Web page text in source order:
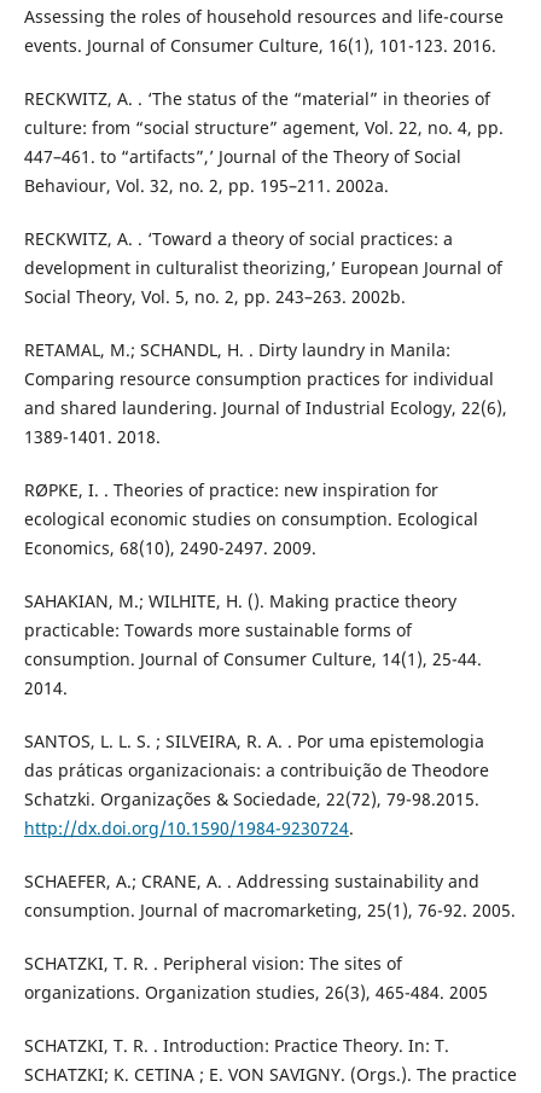
Assessing the roles of household resources and life-course
events. Journal of Consumer Culture, 16(1), 101-123. 2016.
RECKWITZ, A. . ‘The status of the “material” in theories of
culture: from “social structure” agement, Vol. 22, no. 4, pp.
447–461. to “artifacts”,’ Journal of the Theory of Social
Behaviour, Vol. 32, no. 2, pp. 195–211. 2002a.
RECKWITZ, A. . ‘Toward a theory of social practices: a
development in culturalist theorizing,’ European Journal of
Social Theory, Vol. 5, no. 2, pp. 243–263. 2002b.
RETAMAL, M.; SCHANDL, H. . Dirty laundry in Manila:
Comparing resource consumption practices for individual
and shared laundering. Journal of Industrial Ecology, 22(6),
1389-1401. 2018.
RØPKE, I. . Theories of practice: new inspiration for
ecological economic studies on consumption. Ecological
Economics, 68(10), 2490-2497. 2009.
SAHAKIAN, M.; WILHITE, H. (). Making practice theory
practicable: Towards more sustainable forms of
consumption. Journal of Consumer Culture, 14(1), 25-44.
2014.
SANTOS, L. L. S. ; SILVEIRA, R. A. . Por uma epistemologia
das práticas organizacionais: a contribuição de Theodore
Schatzki. Organizações & Sociedade, 22(72), 79-98.2015.
http://dx.doi.org/10.1590/1984-9230724.
SCHAEFER, A.; CRANE, A. . Addressing sustainability and
consumption. Journal of macromarketing, 25(1), 76-92. 2005.
SCHATZKI, T. R. . Peripheral vision: The sites of
organizations. Organization studies, 26(3), 465-484. 2005
SCHATZKI, T. R. . Introduction: Practice Theory. In: T.
SCHATZKI; K. CETINA ; E. VON SAVIGNY. (Orgs.). The practice